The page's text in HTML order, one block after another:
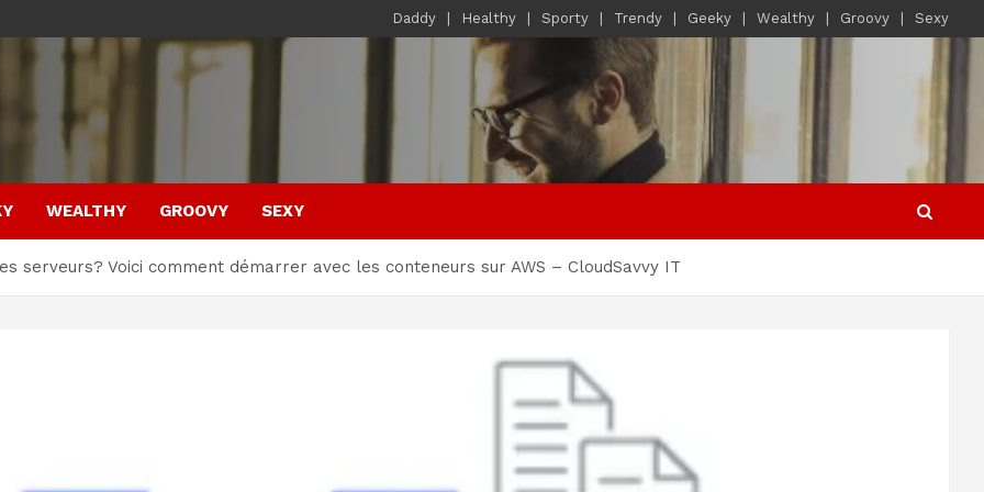
Daddy Healthy Sporty Trendy Geeky Wealthy Groovy Sexy
WEALTHY GROOVY SEXY
serveurs? Voici comment démarrer avec les conteneurs sur AWS – CloudSavvy IT